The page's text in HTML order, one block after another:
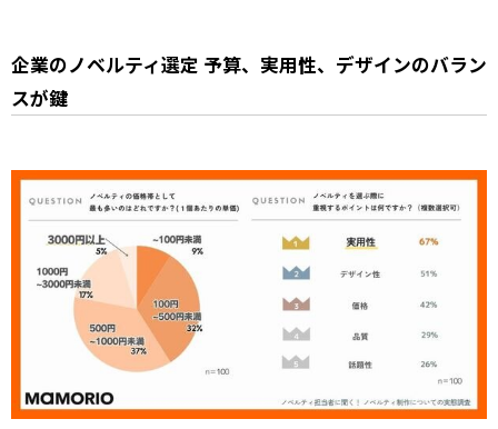
企業のノベルティ選定 予算、実用性、デザインのバラン
スが鍵